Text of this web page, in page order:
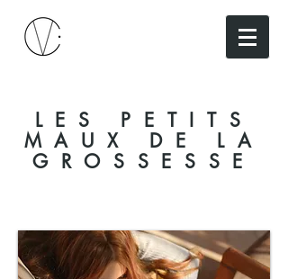
LES PETITS
MAUX DE LA
GROSSESSE